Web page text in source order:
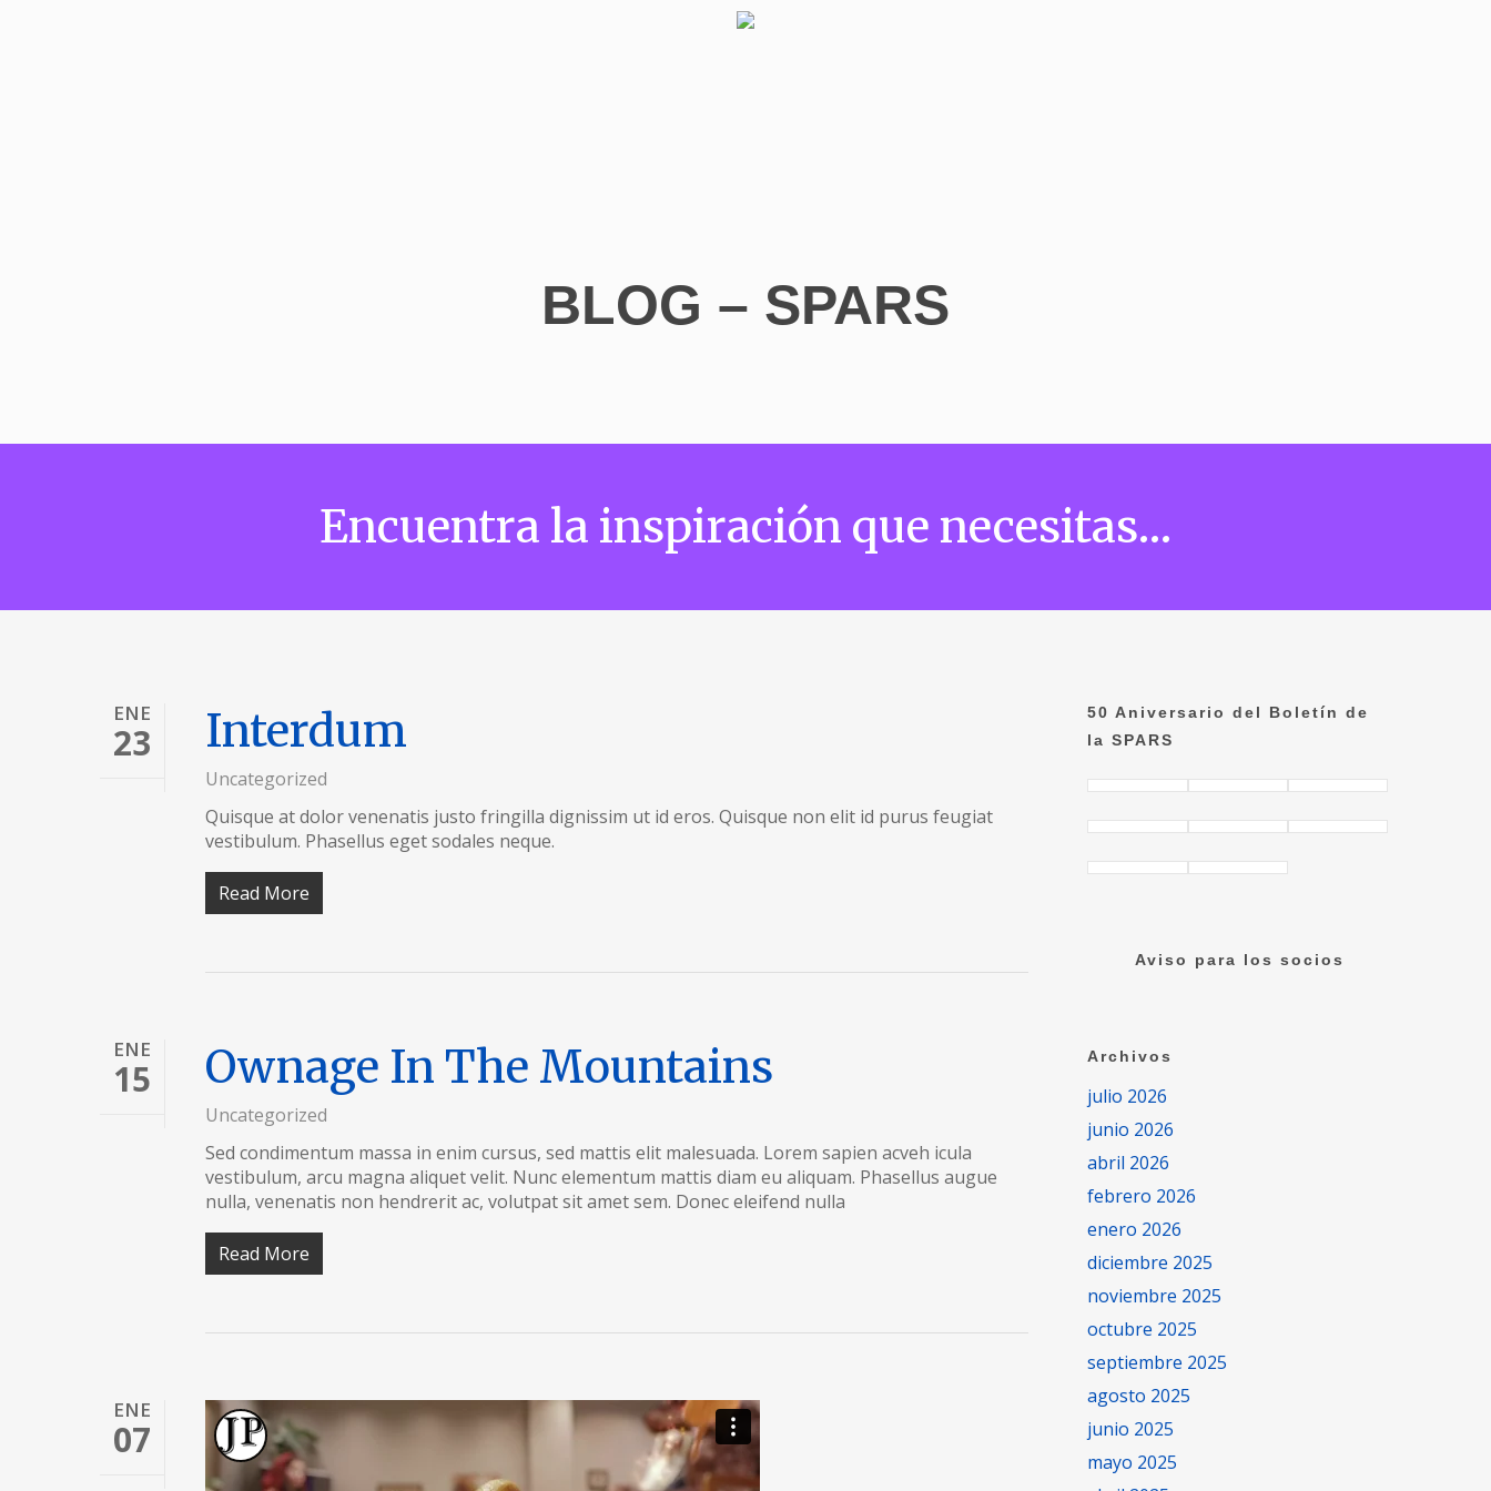
BLOG – SPARS
Encuentra la inspiración que necesitas…
ENE
23 Interdum
Uncategorized
Quisque at dolor venenatis justo fringilla dignissim ut id eros. Quisque non elit id purus feugiat
vestibulum. Phasellus eget sodales neque.
Read More
ENE
15 Ownage In The Mountains
Uncategorized
Sed condimentum massa in enim cursus, sed mattis elit malesuada. Lorem sapien acveh icula
vestibulum, arcu magna aliquet velit. Nunc elementum mattis diam eu aliquam. Phasellus augue
nulla, venenatis non hendrerit ac, volutpat sit amet sem. Donec eleifend nulla
Read More
ENE
07
50 Aniversario del Boletín de
la SPARS
Aviso para los socios
Archivos
julio 2026
junio 2026
abril 2026
febrero 2026
enero 2026
diciembre 2025
noviembre 2025
octubre 2025
septiembre 2025
agosto 2025
junio 2025
mayo 2025